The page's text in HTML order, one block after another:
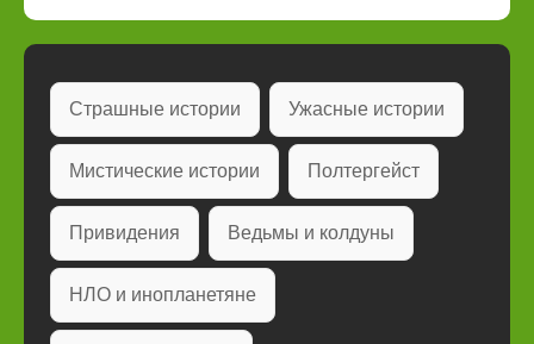
Страшные истории Ужасные истории
Мистические истории Полтергейст
Привидения Ведьмы и колдуны
НЛО и инопланетяне